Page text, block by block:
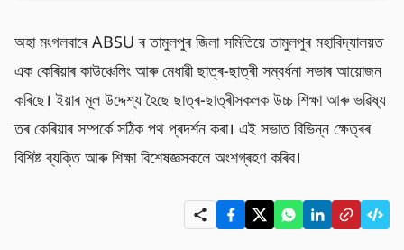
অহা মংগলবাৰে ABSU ৰ তামুলপুৰ জিলা সমিতিয়ে তামুলপুৰ মহাবিদ্যালয়ত
এক কেৰিয়াৰ কাউঞ্চেলিং আৰু মেধাৱী ছাত্ৰ-ছাত্ৰী সম্বৰ্ধনা সভাৰ আয়োজন
কৰিছে। ইয়াৰ মূল উদ্দেশ্য হৈছে ছাত্ৰ-ছাত্ৰীসকলক উচ্চ শিক্ষা আৰু ভৱিষ্য
তৰ কেৰিয়াৰ সম্পৰ্কে সঠিক পথ প্ৰদৰ্শন কৰা। এই সভাত বিভিন্ন ক্ষেত্ৰৰ
বিশিষ্ট ব্যক্তি আৰু শিক্ষা বিশেষজ্ঞসকলে অংশগ্ৰহণ কৰিব।